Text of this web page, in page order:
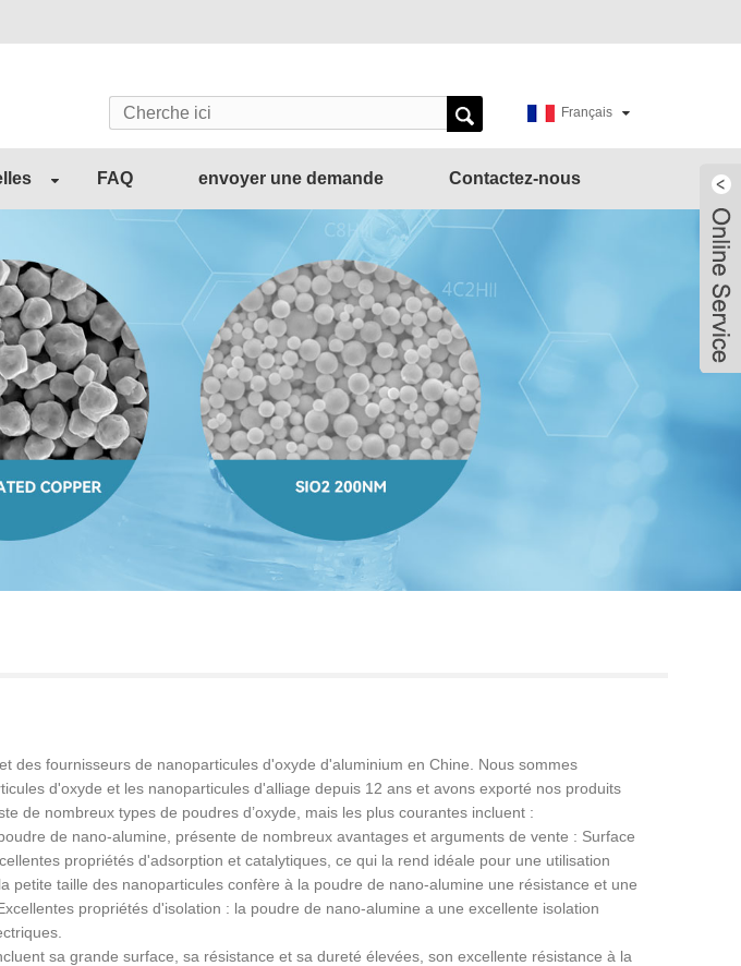
Français
FAQ envoyer une demande Contactez-nous
des fournisseurs de nanoparticules d'oxyde d'aluminium en Chine. Nous sommes
d'oxyde et les nanoparticules d'alliage depuis 12 ans et avons exporté nos produits
de nombreux types de poudres d’oxyde, mais les plus courantes incluent :
de nano-alumine, présente de nombreux avantages et arguments de vente : Surface
propriétés d'adsorption et catalytiques, ce qui la rend idéale pour une utilisation
taille des nanoparticules confère à la poudre de nano-alumine une résistance et une
propriétés d'isolation : la poudre de nano-alumine a une excellente isolation
sa grande surface, sa résistance et sa dureté élevées, son excellente résistance à la